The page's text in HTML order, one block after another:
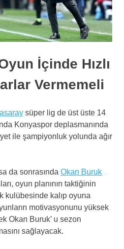
İçinde Hızlı
Vermemeli
süper lig de üst üste 14
Konyaspor deplasmanında
ile şampiyonluk yolunda ağır
da sonrasında Okan Buruk
oyun planının taktiğinin
kulübesinde kalıp oyuna
motivasyonunu yüksek
Okan Buruk’ u sezon
sağlayacak.